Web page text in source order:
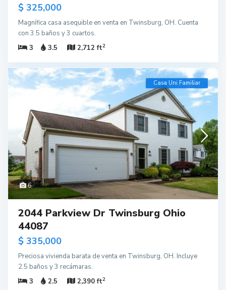
$ 325,000
Magnífica casa asequible en venta en Twinsburg, OH. Cuenta
con 3.5 baños y 3 cuartos.
3
3.5 2,712 ft2
6
Casa Uni Familiar
2044 Parkview Dr Twinsburg Ohio
44087
$ 335,000
Preciosa vivienda barata de venta en Twinsburg, OH. Incluye
2.5 baños y 3 recámaras.
3
2.5 2,390 ft2